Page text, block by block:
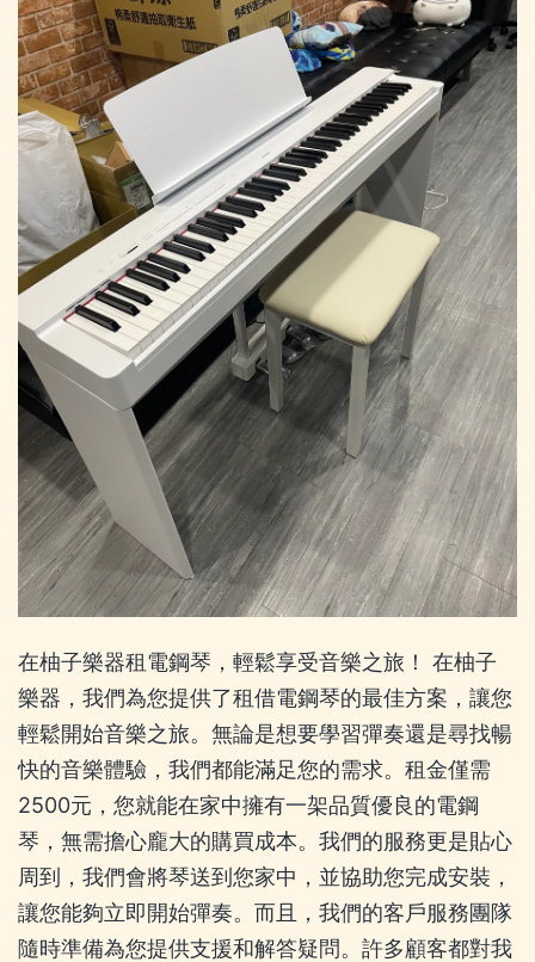
在柚子樂器租電鋼琴，輕鬆享受音樂之旅！ 在柚子
樂器，我們為您提供了租借電鋼琴的最佳方案，讓您
輕鬆開始音樂之旅。無論是想要學習彈奏還是尋找暢
快的音樂體驗，我們都能滿足您的需求。租金僅需
2500元，您就能在家中擁有一架品質優良的電鋼
琴，無需擔心龐大的購買成本。我們的服務更是貼心
周到，我們會將琴送到您家中，並協助您完成安裝，
讓您能夠立即開始彈奏。而且，我們的客戶服務團隊
隨時準備為您提供支援和解答疑問。許多顧客都對我